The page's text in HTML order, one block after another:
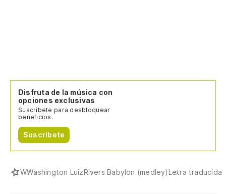
Disfruta de la música con
opciones exclusivas
Suscríbete para desbloquear
beneficios.
Suscríbete
WWashington LuizRivers Babylon (medley)Letra traducida